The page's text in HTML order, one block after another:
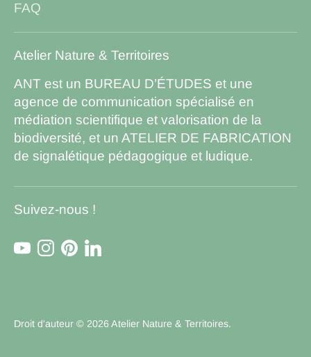
FAQ
Atelier Nature & Territoires
ANT est un BUREAU D’ÉTUDES et une
agence de communication spécialisé en
médiation scientifique et valorisation de la
biodiversité, et un ATELIER DE FABRICATION
de signalétique pédagogique et ludique.
Suivez-nous !
Droit d'auteur © 2026Atelier Nature & Territoires.